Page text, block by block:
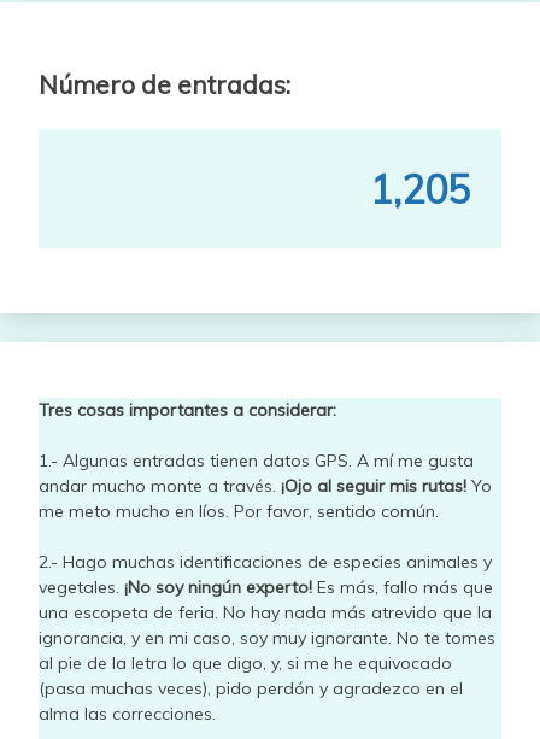
Número de entradas:
1,205
Tres cosas importantes a considerar:
1.- Algunas entradas tienen datos GPS. A mí me gusta
andar mucho monte a través. ¡Ojo al seguir mis rutas! Yo
me meto mucho en líos. Por favor, sentido común.
2.- Hago muchas identificaciones de especies animales y
vegetales. ¡No soy ningún experto! Es más, fallo más que
una escopeta de feria. No hay nada más atrevido que la
ignorancia, y en mi caso, soy muy ignorante. No te tomes
al pie de la letra lo que digo, y, si me he equivocado
(pasa muchas veces), pido perdón y agradezco en el
alma las correcciones.